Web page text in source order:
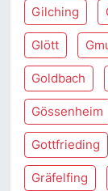
Gilching
Glött
Goldbach
Gössenheim
Gottfrieding
Gräfelfing